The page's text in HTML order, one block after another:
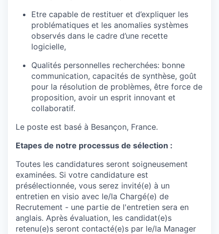
Etre capable de restituer et d’expliquer les
problématiques et les anomalies systèmes
observés dans le cadre d’une recette
logicielle,
Qualités personnelles recherchées: bonne
communication, capacités de synthèse, goût
pour la résolution de problèmes, être force de
proposition, avoir un esprit innovant et
collaboratif.
Le poste est basé à Besançon, France.
Etapes de notre processus de sélection :
Toutes les candidatures seront soigneusement
examinées. Si votre candidature est
présélectionnée, vous serez invité(e) à un
entretien en visio avec le/la Chargé(e) de
Recrutement - une partie de l'entretien sera en
anglais. Après évaluation, les candidat(e)s
retenu(e)s seront contacté(e)s par le/la Manager